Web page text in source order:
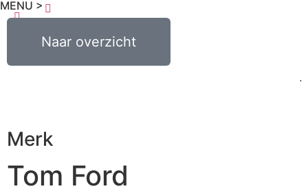
MENU >
Naar overzicht
0,00 0
Merk
Tom Ford